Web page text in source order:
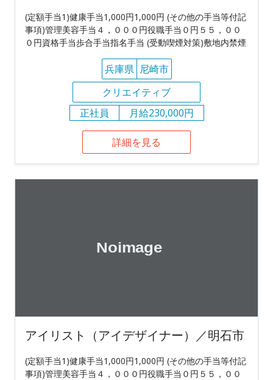
(定額手当1)健康手当1,000円1,000円 (その他の手当等付記
事項)管理美容手当４，０００円役職手当０円５５，００
０円資格手当歩合手当指名手当 (受動喫煙対策)敷地内禁煙
兵庫県 尼崎市
クリエイティブ
正社員
月給230,000円
詳細を見る
アイリスト（アイデザイナー）／明石市
(定額手当1)健康手当1,000円1,000円 (その他の手当等付記
事項)管理美容手当４，０００円役職手当０円５５，００